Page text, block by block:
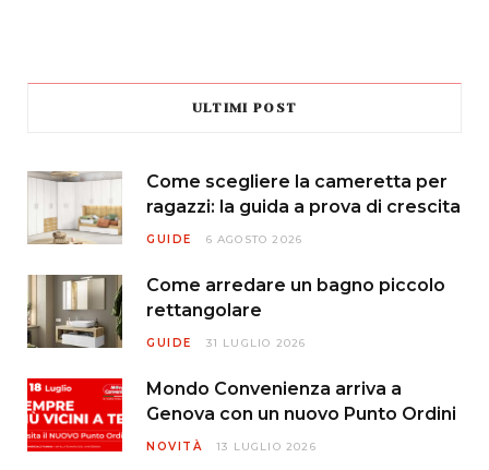
ULTIMI POST
Come scegliere la cameretta per
ragazzi: la guida a prova di crescita
GUIDE 6 AGOSTO 2026
Come arredare un bagno piccolo
rettangolare
GUIDE 31 LUGLIO 2026
Mondo Convenienza arriva a
Genova con un nuovo Punto Ordini
NOVITÀ 13 LUGLIO 2026